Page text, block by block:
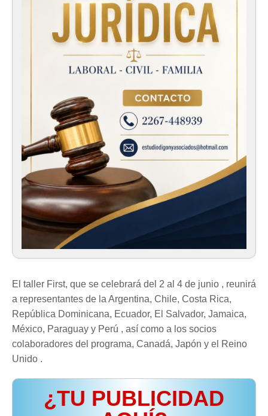
El taller First, que se celebrará del 2 al 4 de junio , reunirá
a representantes de la Argentina, Chile, Costa Rica,
República Dominicana, Ecuador, El Salvador, Jamaica,
México, Paraguay y Perú , así como a los socios
colaboradores del programa, Canadá, Japón y el Reino
Unido .
¿TU PUBLICIDAD